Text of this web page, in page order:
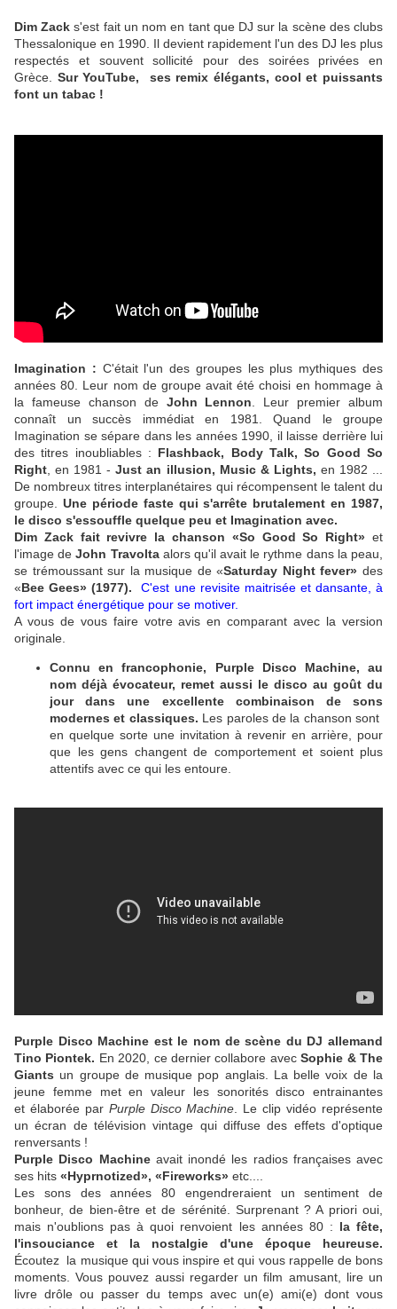
Dim Zack s'est fait un nom en tant que DJ sur la scène des clubs
Thessalonique en 1990. Il devient rapidement l'un des DJ les plus
respectés et souvent sollicité pour des soirées privées en
Grèce. Sur YouTube, ses remix élégants, cool et puissants
font un tabac !
Imagination : C'était l'un des groupes les plus mythiques des
années 80. Leur nom de groupe avait été choisi en hommage à
la fameuse chanson de John Lennon . Leur premier album
connaît un succès immédiat en 1981. Quand le groupe
Imagination se sépare dans les années 1990, il laisse derrière lui
des titres inoubliables : Flashback, Body Talk, So Good So
Right , en 1981 -Just an illusion, Music & Lights, en 1982 ...
De nombreux titres interplanétaires qui récompensent le talent du
groupe. Une période faste qui s'arrête brutalement en 1987,
le disco s'essouffle quelque peu et Imagination avec.
Dim Zack fait revivre la chanson «So Good So Right» et
l'image deJohn Travolta alors qu'il avait le rythme dans la peau,
se trémoussant sur la musique de «Saturday Night fever» des
«Bee Gees» (1977).C'est une revisite maitrisée et dansante, à
fort impact énergétique pour se motiver.
A vous de vous faire votre avis en comparant avec la version
originale.
Connu en francophonie, Purple Disco Machine, au
nom déjà évocateur, remet aussi le disco au goût du
jour dans une excellente combinaison de sons
modernes et classiques. Les paroles de la chanson sont
en quelque sorte une invitation à revenir en arrière, pour
que les gens changent de comportement et soient plus
attentifs avec ce qui les entoure.
Purple Disco Machine est le nom de scène du DJ allemand
Tino Piontek. En 2020, ce dernier collabore avecSophie & The
Giants un groupe de musique pop anglais. La belle voix de la
jeune femme met en valeur les sonorités disco entrainantes
et élaborée par Purple Disco Machine . Le clip vidéo représente
un écran de télévision vintage qui diffuse des effets d'optique
renversants !
Purple Disco Machineavait inondé les radios françaises avec
ses hits «Hyprnotized», «Fireworks» etc....
Les sons des années 80 engendreraient un sentiment de
bonheur, de bien-être et de sérénité. Surprenant ? A priori oui,
mais n'oublions pas à quoi renvoient les années 80 : la fête,
l'insouciance et la nostalgie d'une époque heureuse.
Écoutez la musique qui vous inspire et qui vous rappelle de bons
moments. Vous pouvez aussi regarder un film amusant, lire un
livre drôle ou passer du temps avec un(e) ami(e) dont vous